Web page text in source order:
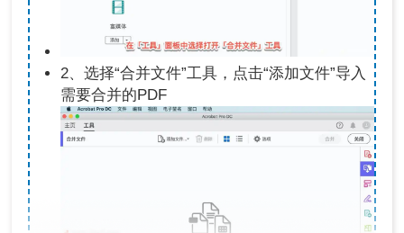
2、选择“合并文件”工具，点击“添加文件”导入
需要合并的PDF